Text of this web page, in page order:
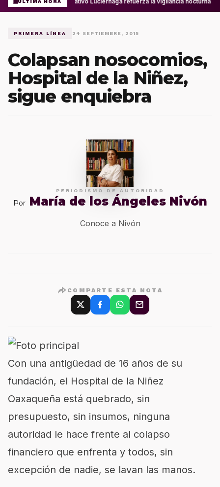
ÚLTIMA HORA
PRIMERA LÍNEA 24 SEPTIEMBRE, 2015
Colapsan nosocomios,
Hospital de la Niñez,
sigue enquiebra
PERIODISMO DE AUTORIDAD
Por María de los Ángeles Nivón
Conoce a Nivón
COMPARTE ESTA NOTA
Con una antigüedad de 16 años de su
fundación, el Hospital de la Niñez
Oaxaqueña está quebrado, sin
presupuesto, sin insumos, ninguna
autoridad le hace frente al colapso
financiero que enfrenta y todos, sin
excepción de nadie, se lavan las manos.